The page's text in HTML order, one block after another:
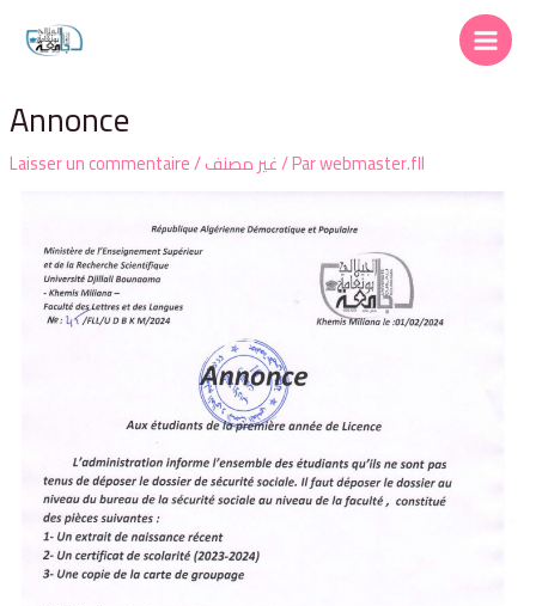
Annonce
Laisser un commentaire/غير مصنف/ Parwebmaster.fll